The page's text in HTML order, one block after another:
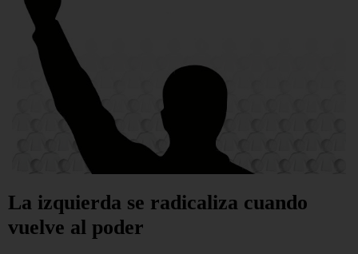
La izquierda se radicaliza cuando
vuelve al poder